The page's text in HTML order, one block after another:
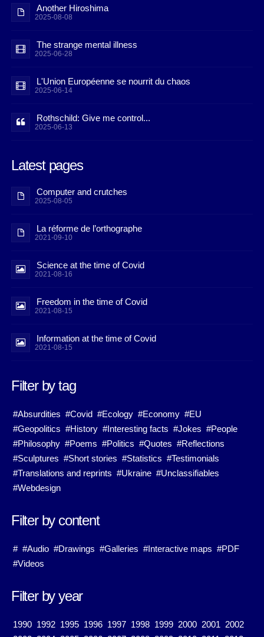
Another Hiroshima
2025-08-08
The strange mental illness
2025-06-28
L'Union Européenne se nourrit du chaos
2025-06-14
Rothschild: Give me control...
2025-06-13
Latest pages
Computer and crutches
2025-08-05
La réforme de l’orthographe
2021-09-10
Science at the time of Covid
2021-08-16
Freedom in the time of Covid
2021-08-15
Information at the time of Covid
2021-08-15
Filter by tag
#Absurdities #Covid #Ecology #Economy #EU
#Geopolitics #History #Interesting facts #Jokes #People
#Philosophy #Poems #Politics #Quotes #Reflections
#Sculptures #Short stories #Statistics #Testimonials
#Translations and reprints #Ukraine #Unclassifiables
#Webdesign
Filter by content
# #Audio #Drawings #Galleries #Interactive maps #PDF
#Videos
Filter by year
1990 1992 1995 1996 1997 1998 1999 2000 2001 2002